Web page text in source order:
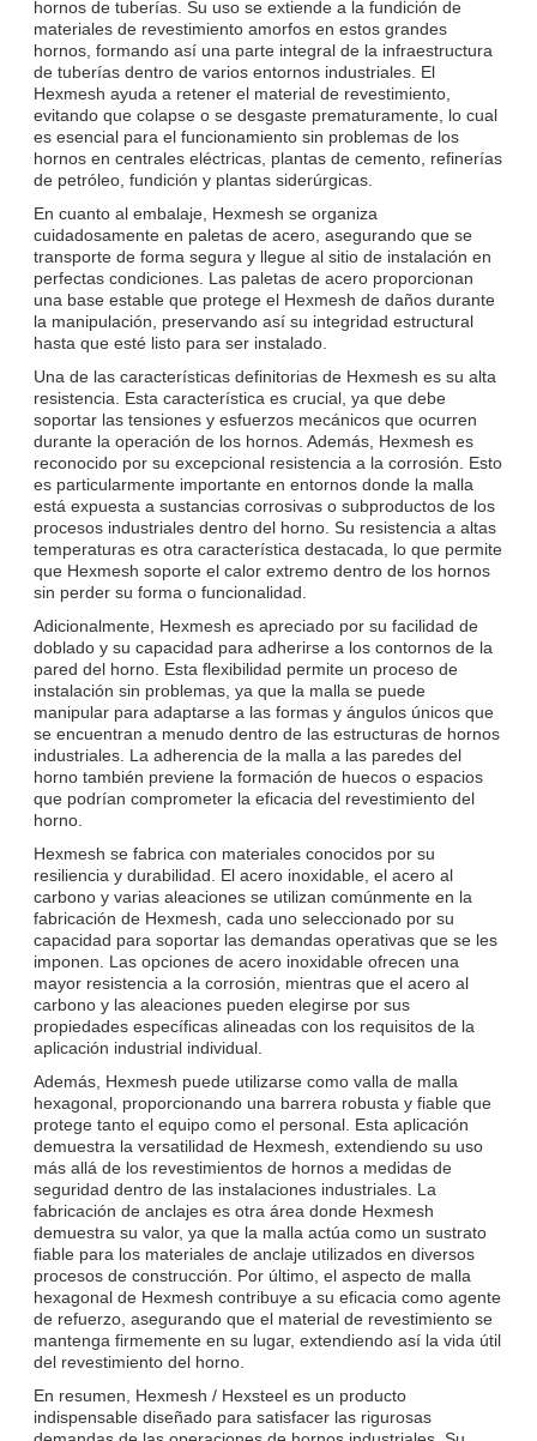
hornos de tuberías. Su uso se extiende a la fundición de
materiales de revestimiento amorfos en estos grandes
hornos, formando así una parte integral de la infraestructura
de tuberías dentro de varios entornos industriales. El
Hexmesh ayuda a retener el material de revestimiento,
evitando que colapse o se desgaste prematuramente, lo cual
es esencial para el funcionamiento sin problemas de los
hornos en centrales eléctricas, plantas de cemento, refinerías
de petróleo, fundición y plantas siderúrgicas.
En cuanto al embalaje, Hexmesh se organiza
cuidadosamente en paletas de acero, asegurando que se
transporte de forma segura y llegue al sitio de instalación en
perfectas condiciones. Las paletas de acero proporcionan
una base estable que protege el Hexmesh de daños durante
la manipulación, preservando así su integridad estructural
hasta que esté listo para ser instalado.
Una de las características definitorias de Hexmesh es su alta
resistencia. Esta característica es crucial, ya que debe
soportar las tensiones y esfuerzos mecánicos que ocurren
durante la operación de los hornos. Además, Hexmesh es
reconocido por su excepcional resistencia a la corrosión. Esto
es particularmente importante en entornos donde la malla
está expuesta a sustancias corrosivas o subproductos de los
procesos industriales dentro del horno. Su resistencia a altas
temperaturas es otra característica destacada, lo que permite
que Hexmesh soporte el calor extremo dentro de los hornos
sin perder su forma o funcionalidad.
Adicionalmente, Hexmesh es apreciado por su facilidad de
doblado y su capacidad para adherirse a los contornos de la
pared del horno. Esta flexibilidad permite un proceso de
instalación sin problemas, ya que la malla se puede
manipular para adaptarse a las formas y ángulos únicos que
se encuentran a menudo dentro de las estructuras de hornos
industriales. La adherencia de la malla a las paredes del
horno también previene la formación de huecos o espacios
que podrían comprometer la eficacia del revestimiento del
horno.
Hexmesh se fabrica con materiales conocidos por su
resiliencia y durabilidad. El acero inoxidable, el acero al
carbono y varias aleaciones se utilizan comúnmente en la
fabricación de Hexmesh, cada uno seleccionado por su
capacidad para soportar las demandas operativas que se les
imponen. Las opciones de acero inoxidable ofrecen una
mayor resistencia a la corrosión, mientras que el acero al
carbono y las aleaciones pueden elegirse por sus
propiedades específicas alineadas con los requisitos de la
aplicación industrial individual.
Además, Hexmesh puede utilizarse como valla de malla
hexagonal, proporcionando una barrera robusta y fiable que
protege tanto el equipo como el personal. Esta aplicación
demuestra la versatilidad de Hexmesh, extendiendo su uso
más allá de los revestimientos de hornos a medidas de
seguridad dentro de las instalaciones industriales. La
fabricación de anclajes es otra área donde Hexmesh
demuestra su valor, ya que la malla actúa como un sustrato
fiable para los materiales de anclaje utilizados en diversos
procesos de construcción. Por último, el aspecto de malla
hexagonal de Hexmesh contribuye a su eficacia como agente
de refuerzo, asegurando que el material de revestimiento se
mantenga firmemente en su lugar, extendiendo así la vida útil
del revestimiento del horno.
En resumen, Hexmesh / Hexsteel es un producto
indispensable diseñado para satisfacer las rigurosas